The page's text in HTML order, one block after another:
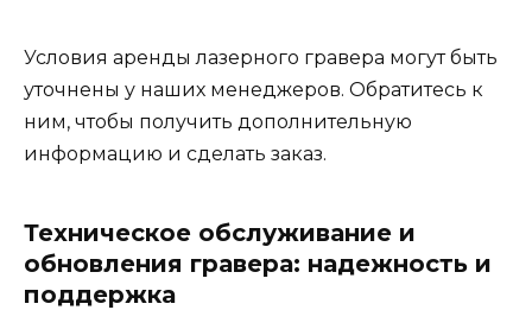
Условия аренды лазерного гравера могут быть
уточнены у наших менеджеров. Обратитесь к
ним, чтобы получить дополнительную
информацию и сделать заказ.
Техническое обслуживание и
обновления гравера: надежность и
поддержка